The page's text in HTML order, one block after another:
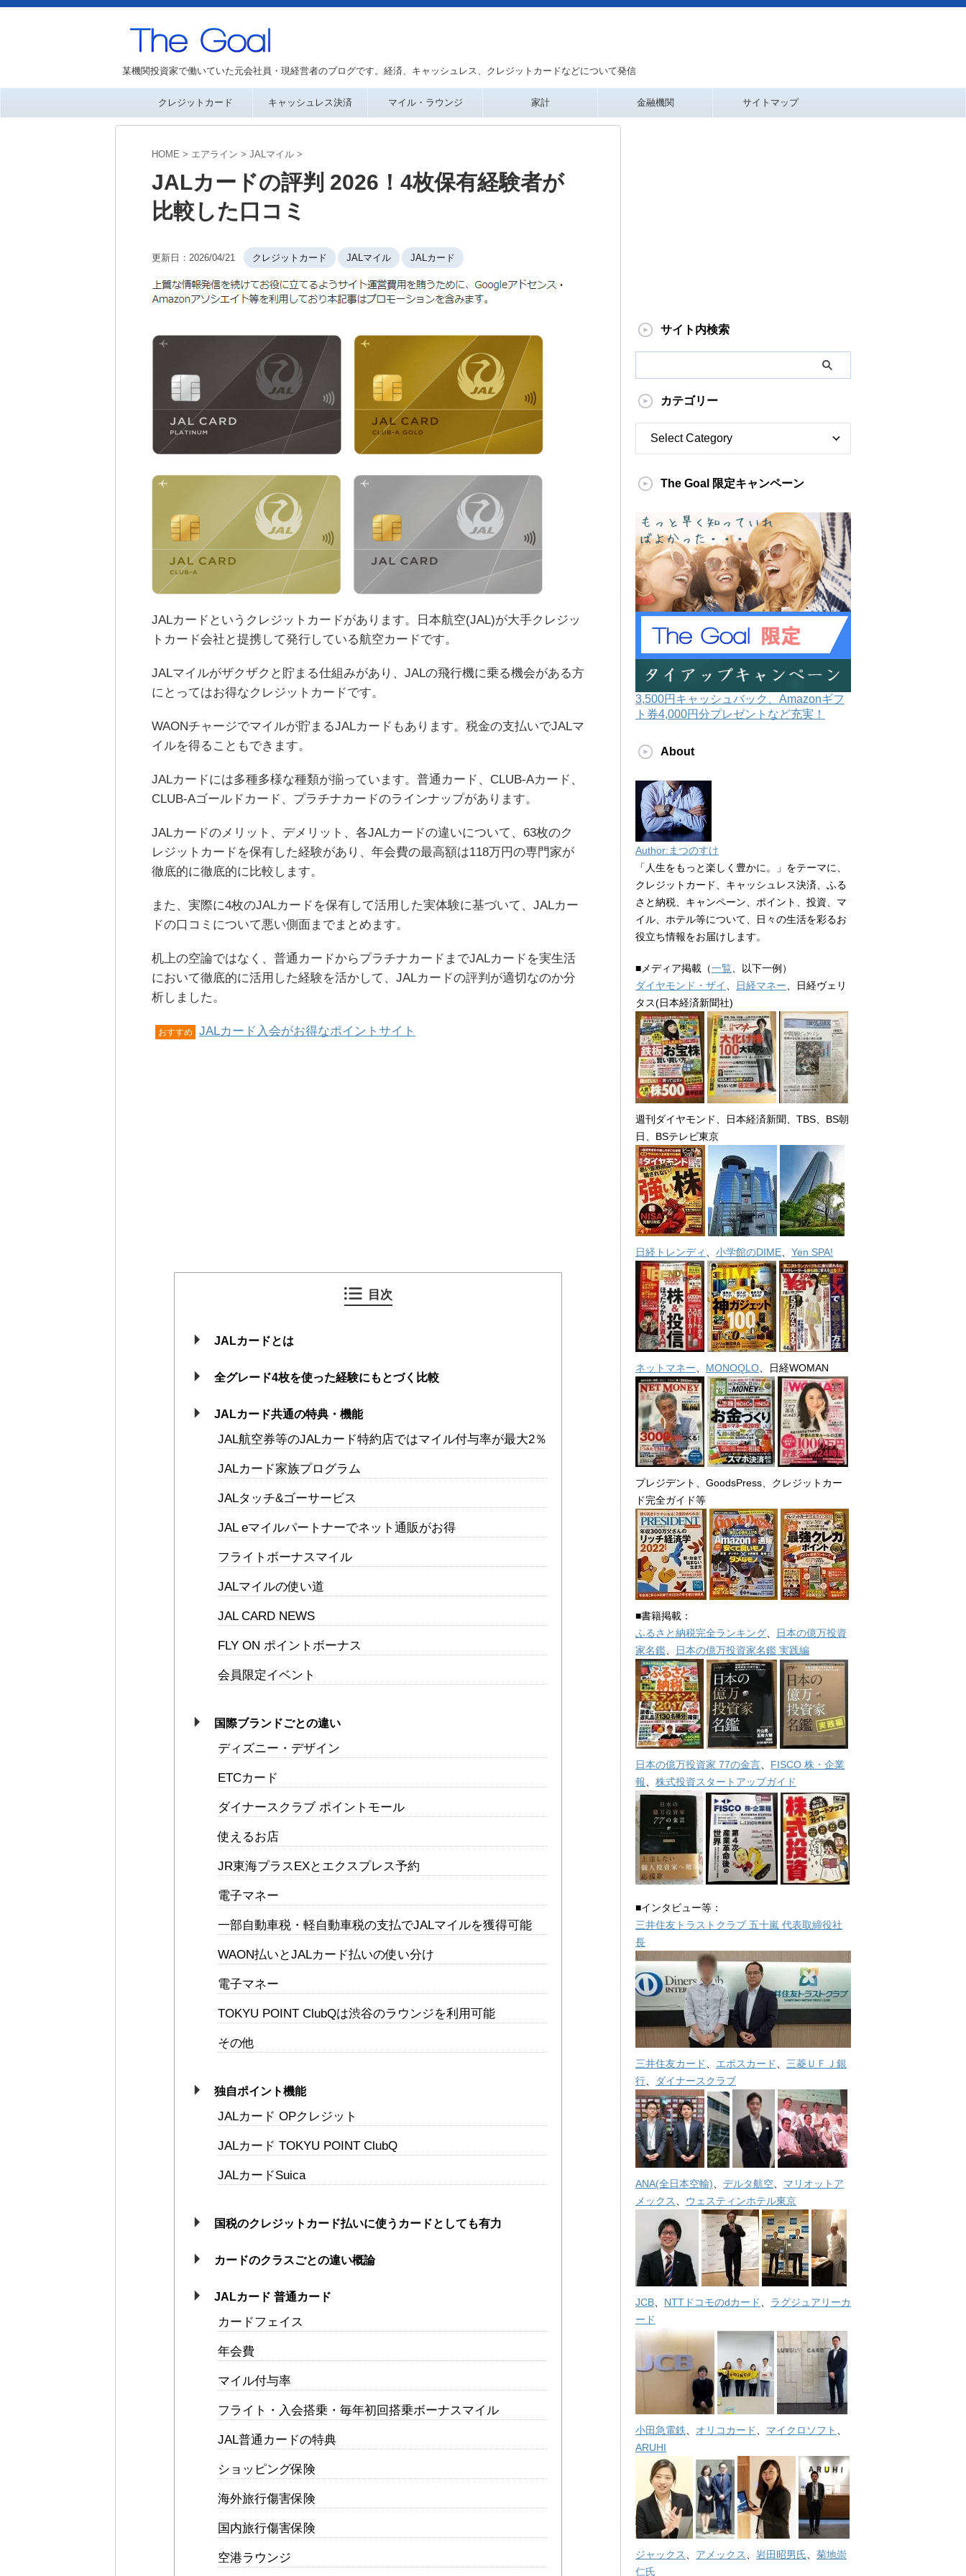
某機関投資家で働いていた元会社員・現経営者のブログです。経済、キャッシュレス、クレジットカードなどについて発信
クレジットカード キャッシュレス決済 マイル・ラウンジ 家計 金融機関 サイトマップ
HOME > エアライン > JALマイル >
JALカードの評判 2026！4枚保有経験者が
比較した口コミ
更新日： 2026/04/21 クレジットカード JALマイル JALカード
JALカードというクレジットカードがあります。日本航空(JAL)が大手クレジッ
トカード会社と提携して発行している航空カードです。
JALマイルがザクザクと貯まる仕組みがあり、JALの飛行機に乗る機会がある方
にとってはお得なクレジットカードです。
WAONチャージでマイルが貯まるJALカードもあります。税金の支払いでJALマ
イルを得ることもできます。
JALカードには多種多様な種類が揃っています。普通カード、CLUB-Aカード、
CLUB-Aゴールドカード、プラチナカードのラインナップがあります。
JALカードのメリット、デメリット、各JALカードの違いについて、63枚のク
レジットカードを保有した経験があり、年会費の最高額は118万円の専門家が
徹底的に徹底的に比較します。
また、実際に4枚のJALカードを保有して活用した実体験に基づいて、JALカー
ドの口コミについて悪い側面までまとめます。
机上の空論ではなく、普通カードからプラチナカードまでJALカードを実生活
において徹底的に活用した経験を活かして、JALカードの評判が適切なのか分
析しました。
おすすめ JALカード入会がお得なポイントサイト
目次
JALカードとは
全グレード4枚を使った経験にもとづく比較
JALカード共通の特典・機能
JAL航空券等のJALカード特約店ではマイル付与率が最大2％
JALカード家族プログラム
JALタッチ&ゴーサービス
JAL eマイルパートナーでネット通販がお得
フライトボーナスマイル
JALマイルの使い道
JAL CARD NEWS
FLY ON ポイントボーナス
会員限定イベント
国際ブランドごとの違い
ディズニー・デザイン
ETCカード
ダイナースクラブ ポイントモール
使えるお店
JR東海プラスEXとエクスプレス予約
電子マネー
一部自動車税・軽自動車税の支払でJALマイルを獲得可能
WAON払いとJALカード払いの使い分け
電子マネー
TOKYU POINT ClubQは渋谷のラウンジを利用可能
その他
独自ポイント機能
JALカード OPクレジット
JALカード TOKYU POINT ClubQ
JALカードSuica
国税のクレジットカード払いに使うカードとしても有力
カードのクラスごとの違い概論
JALカード 普通カード
カードフェイス
年会費
マイル付与率
フライト・入会搭乗・毎年初回搭乗ボーナスマイル
JAL普通カードの特典
ショッピング保険
海外旅行傷害保険
国内旅行傷害保険
空港ラウンジ
サイト内検索
カテゴリー
The Goal 限定キャンペーン
3,500円キャッシュバック、Amazonギフ
ト券4,000円分プレゼントなど充実！
About
Author:まつのすけ
「人生をもっと楽しく豊かに。」をテーマに、
クレジットカード、キャッシュレス決済、ふる
さと納税、キャンペーン、ポイント、投資、マ
イル、ホテル等について、日々の生活を彩るお
役立ち情報をお届けします。
■メディア掲載（一覧 、以下一例）
ダイヤモンド・ザイ
日経マネー 、日経ヴェリ
タス(日本経済新聞社)
週刊ダイヤモンド、日本経済新聞、TBS、BS朝
日、BSテレビ東京
日経トレンディ 小学館のDIME Yen SPA!
ネットマネー MONOQLO 、日経WOMAN
プレジデント、GoodsPress、クレジットカー
ド完全ガイド等
■書籍掲載：
ふるさと納税完全ランキング、
日本の億万投資
家名鑑、 日本の億万投資家名鑑 実践編
日本の億万投資家 77の金言、 FISCO 株・企業
報、 株式投資スタートアップガイド
■インタビュー等：
三井住友トラストクラブ 五十嵐 代表取締役社
長
三井住友カード エポスカード
三菱ＵＦＪ銀
行
ダイナースクラブ
ANA(全日本空輸) デルタ航空
マリオットア
メックス
ウェスティンホテル東京
JCB NTTドコモのdカード
ラグジュアリーカ
ード
小田急電鉄 オリコカード マイクロソフト
ARUHI
ジャックス アメックス 岩田昭男氏
菊地崇
仁氏